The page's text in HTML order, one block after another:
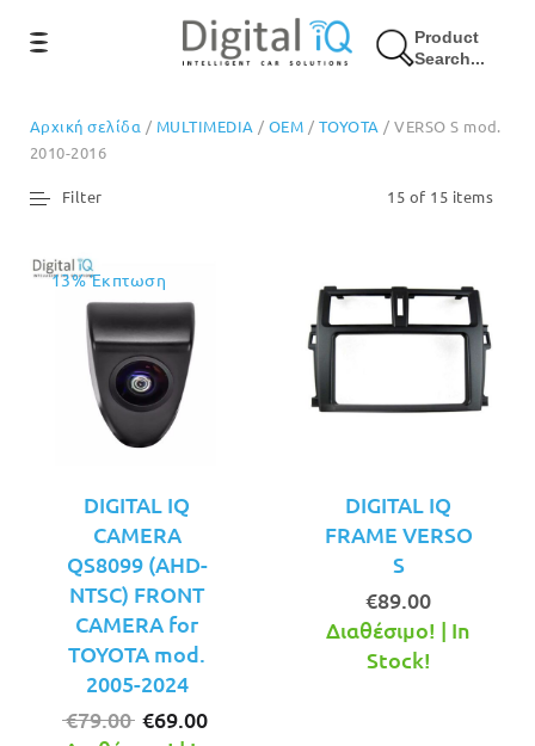
Product
Search...
Αρχική σελίδα / MULTIMEDIA / OEM / TOYOTA / VERSO S mod.
2010-2016
15 of 15 items
Filter
13% Έκπτωση
DIGITAL IQ
CAMERA
QS8099 (AHD-
NTSC) FRONT
CAMERA for
TOYOTA mod.
2005-2024
€79.00 Original
€69.00
DIGITAL IQ
FRAME VERSO
S
€89.00
Διαθέσιμο! | In
Stock!